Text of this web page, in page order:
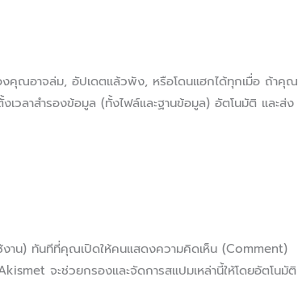
คุณอาจล่ม, อัปเดตแล้วพัง, หรือโดนแฮกได้ทุกเมื่อ ถ้าคุณ
วลาสำรองข้อมูล (ทั้งไฟล์และฐานข้อมูล) อัตโนมัติ และส่ง
าน) ทันทีที่คุณเปิดให้คนแสดงความคิดเห็น (Comment)
จะช่วยกรองและจัดการสแปมเหล่านี้ให้โดยอัตโนมัติ